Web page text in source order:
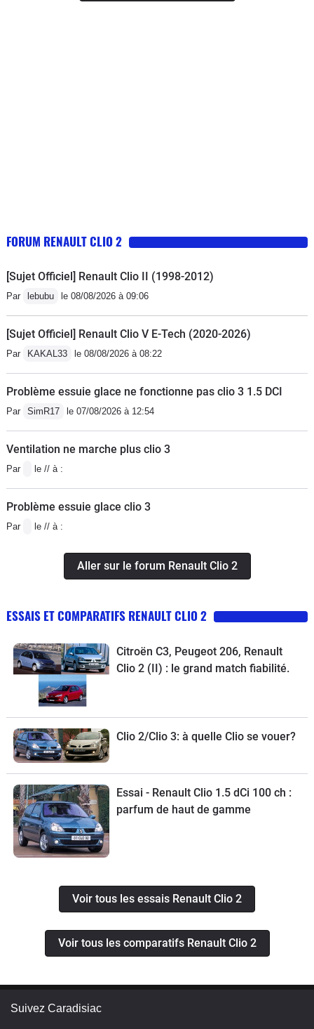
FORUM RENAULT CLIO 2
[Sujet Officiel] Renault Clio II (1998-2012)
Par lebubu le 08/08/2026 à 09:06
[Sujet Officiel] Renault Clio V E-Tech (2020-2026)
Par KAKAL33 le 08/08/2026 à 08:22
Problème essuie glace ne fonctionne pas clio 3 1.5 DCI
Par SimR17 le 07/08/2026 à 12:54
Ventilation ne marche plus clio 3
Par le // à :
Problème essuie glace clio 3
Par le // à :
Aller sur le forum Renault Clio 2
ESSAIS ET COMPARATIFS RENAULT CLIO 2
Citroën C3, Peugeot 206, Renault
Clio 2 (II) : le grand match fiabilité.
Clio 2/Clio 3: à quelle Clio se vouer?
Essai - Renault Clio 1.5 dCi 100 ch :
parfum de haut de gamme
Voir tous les essais Renault Clio 2
Voir tous les comparatifs Renault Clio 2
Suivez Caradisiac